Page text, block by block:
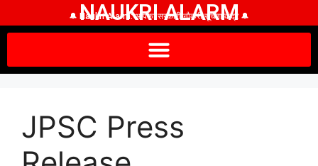
NAUKRI ALARM
🔔 Naukri Alarm: आपका सरकारी नौकरी सूचना केंद्र 🔔
JPSC Press